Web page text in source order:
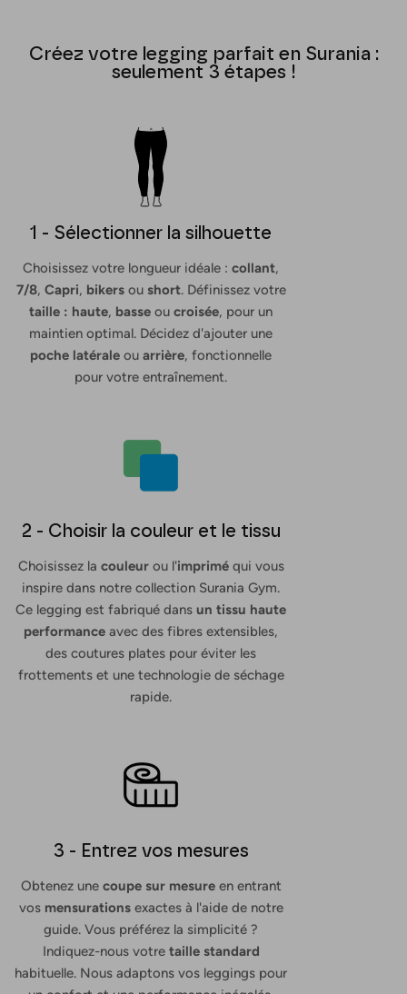
Créez votre legging parfait en Surania :
seulement 3 étapes !
1 - Sélectionner la silhouette
Choisissez votre longueur idéale : collant,
7/8, Capri, bikersou short. Définissez votre
taille : haute, basse ou croisée, pour un
maintien optimal. Décidez d'ajouter une
poche latérale ou arrière, fonctionnelle
pour votre entraînement.
2 - Choisir la couleur et le tissu
Choisissez la couleurou l'impriméqui vous
inspire dans notre collection Surania Gym.
Ce legging est fabriqué dans un tissu haute
performance avec des fibres extensibles,
des coutures plates pour éviter les
frottements et une technologie de séchage
rapide.
3 - Entrez vos mesures
Obtenez une coupe sur mesureen entrant
vos mensurationsexactes à l'aide de notre
guide. Vous préférez la simplicité ?
Indiquez-nous votre taille standard
habituelle. Nous adaptons vos leggings pour